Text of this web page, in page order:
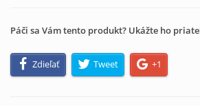
Páči sa Vám tento produkt? Ukážte ho
Zdieľať Tweet +1